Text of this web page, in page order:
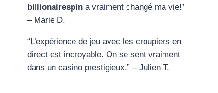
billionairespin a vraiment changé ma vie!”
– Marie D.
“L’expérience de jeu avec les croupiers en
direct est incroyable. On se sent vraiment
dans un casino prestigieux.” – Julien T.